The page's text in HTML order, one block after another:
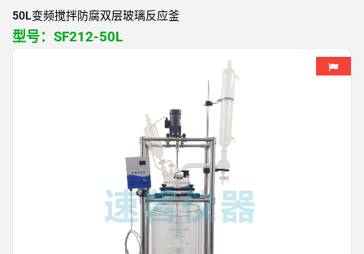
50L变频搅拌防腐双层玻璃反应釜
型号： SF212-50L